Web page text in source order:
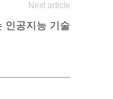
Next article
인공지능 기술